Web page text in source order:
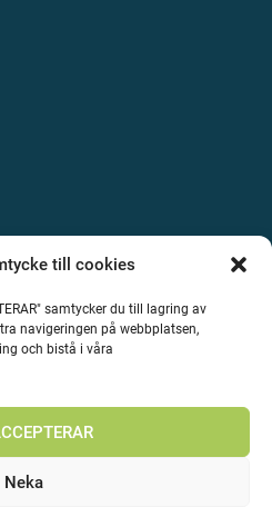
till cookies
samtycker du till lagring av
navigeringen på webbplatsen,
och bistå i våra
Neka
Alla rättigheter reserverade